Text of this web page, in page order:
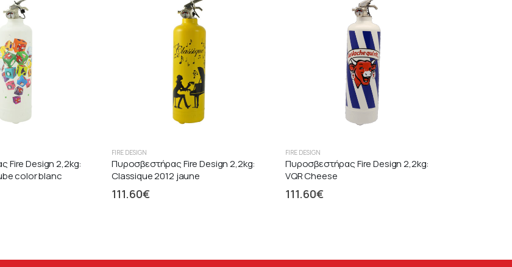
Fire Design 2,2kg:
color blanc
FIRE DESIGN
Πυροσβεστήρας Fire Design 2,2kg:
Classique 2012 jaune
111.60€
FIRE DESIGN
Πυροσβεστήρας Fire Design 2,2kg:
VQR Cheese
111.60€